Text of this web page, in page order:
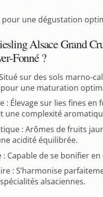
pour une dégustation
Alsace Grand
Fonné ?
sur des sols marno-
une maturation
: Élevage sur lies fines
une complexité
: Arômes de fruits
acidité équilibrée.
Capable de se bonifier
: S’harmonise
alsaciennes.